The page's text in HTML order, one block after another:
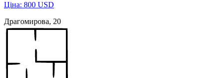
Ціна: 800 USD
Драгомирова, 20